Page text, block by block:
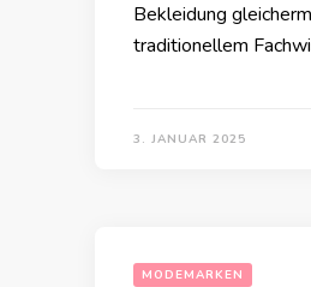
Bekleidung
traditionellem
3. JANUAR 2025
MODEMARKEN